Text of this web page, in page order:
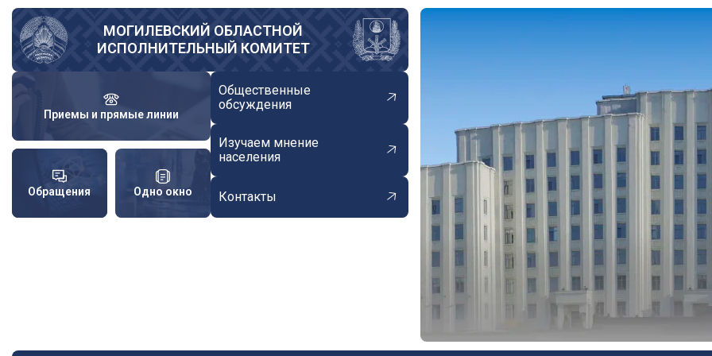
Перейти
основному
содержанию
МОГИЛЕВСКИЙ ОБЛАСТНОЙ
ИСПОЛНИТЕЛЬНЫЙ КОМИТЕТ
Приемы и прямые линии
Обращения Одно окно
Общественные
обсуждения
Изучаем мнение
населения
Контакты